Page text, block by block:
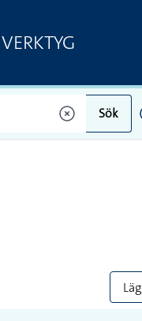
VERKTYG
Sök